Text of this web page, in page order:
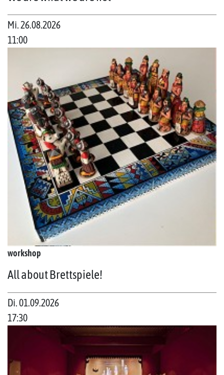
Mi. 26.08.2026
11:00
workshop
All about Brettspiele!
Di. 01.09.2026
17:30